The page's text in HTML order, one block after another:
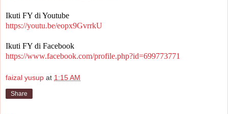
Ikuti FY di Youtube
https://youtu.be/eopx9GvrrkU
Ikuti FY di Facebook
https://www.facebook.com/profile.php?id=699773771
faizal yusup at 1:15 AM
Share